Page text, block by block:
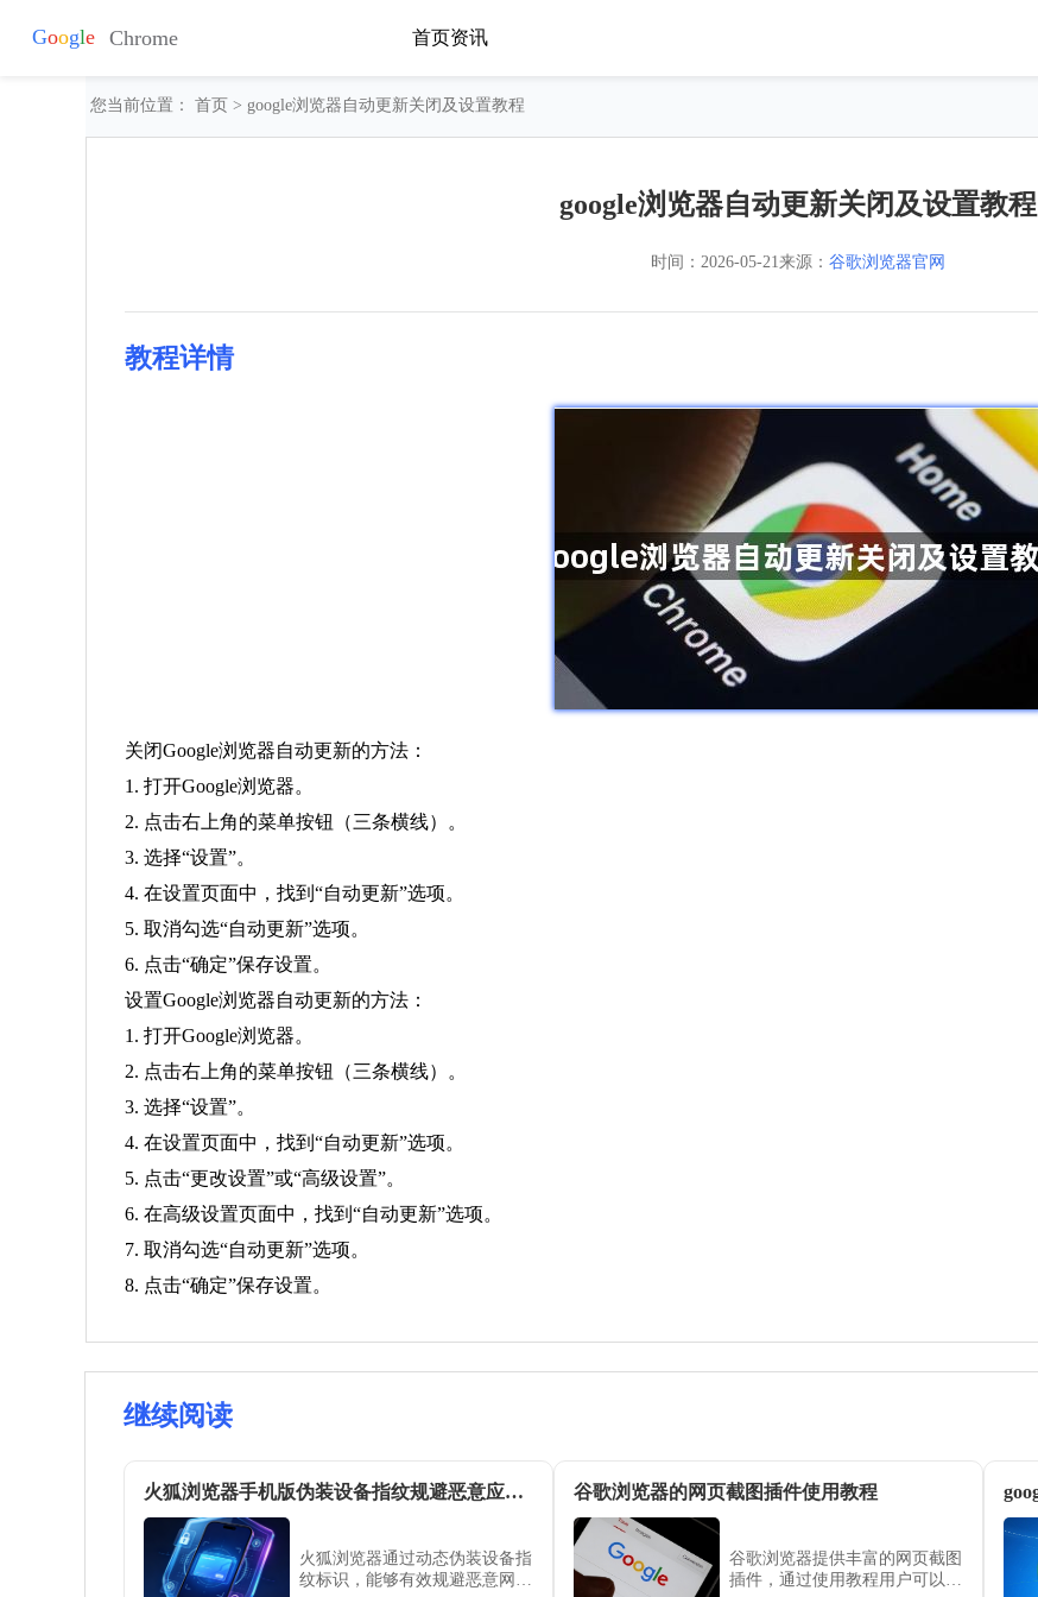
首页资讯
您当前位置： 首页 > google浏览器自动更新关闭及设置教程
google浏览器自动更新关闭及设置教程
时间： 2026-05-21来源： 谷歌浏览器官网
教程详情
关闭Google浏览器自动更新的方法：
1. 打开Google浏览器。
2. 点击右上角的菜单按钮（三条横线）。
3. 选择“设置”。
4. 在设置页面中，找到“自动更新”选项。
5. 取消勾选“自动更新”选项。
6. 点击“确定”保存设置。
设置Google浏览器自动更新的方法：
1. 打开Google浏览器。
2. 点击右上角的菜单按钮（三条横线）。
3. 选择“设置”。
4. 在设置页面中，找到“自动更新”选项。
5. 点击“更改设置”或“高级设置”。
6. 在高级设置页面中，找到“自动更新”选项。
7. 取消勾选“自动更新”选项。
8. 点击“确定”保存设置。
继续阅读
火狐浏览器手机版伪装设备指纹规避恶意应用检测方案
火狐浏览器通过动态伪装设备指
纹标识，能够有效规避恶意网页
谷歌浏览器的网页截图插件使用教程
谷歌浏览器提供丰富的网页截图
插件，通过使用教程用户可以快